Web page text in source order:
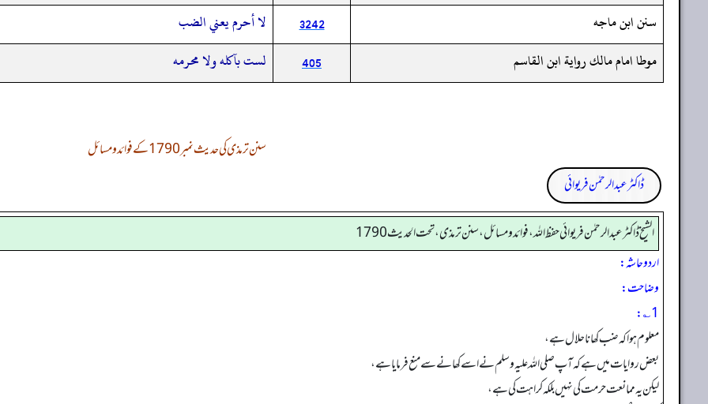
سنن ابن ماجه
3242
لا أحرم يعني الضب
موطا امام مالك رواية ابن القاسم
405 لست بآكله ولا محرمه
سنن ترمذی کی حدیث نمبر 1790 کے فوائد و مسائل
ڈاکٹر عبدالرحمٰن فریوائی
الشیخ ڈاکٹر عبد الرحمٰن فریوائی حفظ اللہ، فوائد و مسائل، سنن ترمذی، تحت الحديث 1790
اردو حاشہ:
وضاحت:
1؎:
معلوم ہوا کہ ضب کھانا حلال ہے،
بعض روایات میں ہے کہ آپ صلی اللہ علیہ وسلم نے اسے کھانے سے منع فرمایا ہے،
لیکن یہ ممانعت حرمت کی نہیں بلکہ کراہت کی ہے،